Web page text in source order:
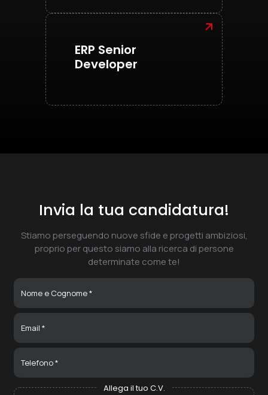
ERP Senior
Developer
Continua
Invia la tua candidatura!
Stiamo perseguendo nuove sfide e progetti ambiziosi,
proprio per questo siamo alla ricerca di persone
determinate come te!
Allega il tuo C.V.